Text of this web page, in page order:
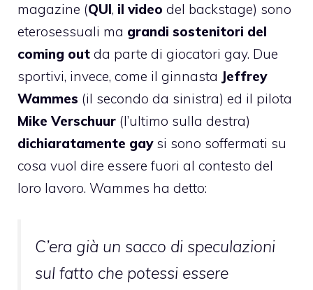
magazine (QUI, il video del backstage) sono
eterosessuali ma grandi sostenitori del
coming out da parte di giocatori gay. Due
sportivi, invece, come il ginnasta Jeffrey
Wammes (il secondo da sinistra) ed il pilota
Mike Verschuur (l’ultimo sulla destra)
dichiaratamente gaysi sono soffermati su
cosa vuol dire essere fuori al contesto del
loro lavoro. Wammes ha detto:
C’era già un sacco di speculazioni
sul fatto che potessi essere